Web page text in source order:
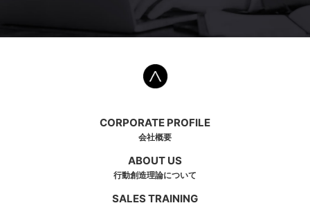
CORPORATE PROFILE
会社概要
ABOUT US
行動創造理論について
SALES TRAINING